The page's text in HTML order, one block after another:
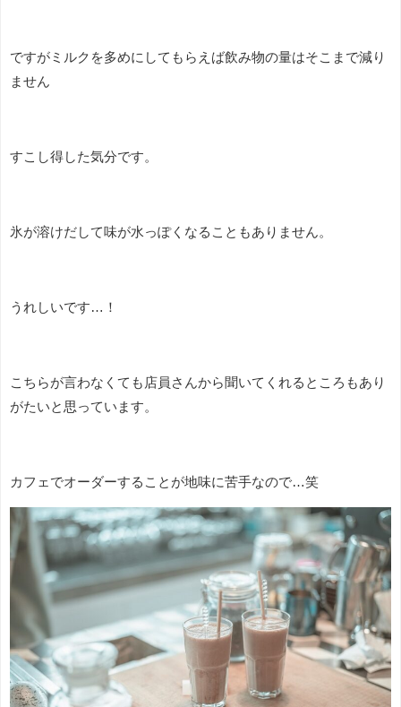
ですがミルクを多めにしてもらえば飲み物の量はそこまで減り
ません
すこし得した気分です。
氷が溶けだして味が水っぽくなることもありません。
うれしいです…！
こちらが言わなくても店員さんから聞いてくれるところもあり
がたいと思っています。
カフェでオーダーすることが地味に苦手なので…笑